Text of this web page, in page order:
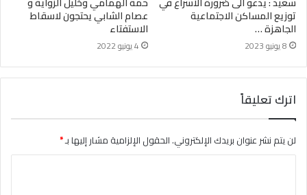
توزيع المساكن الاجتماعية
الجاهزة …
8 يونيو 2023
عصام الشابي يحتجون لاسقاط
الاستفتاء
4 يونيو 2022
اترك تعليقاً
لن يتم نشر عنوان بريدك الإلكتروني.الحقول الإلزامية مشار إليها بـ*